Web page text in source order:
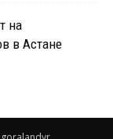
на
в Астане